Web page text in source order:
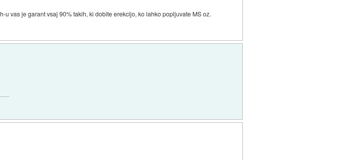
u vas je garant vsaj 90% takih, ki dobite erekcijo, ko lahko popljuvate MS oz.